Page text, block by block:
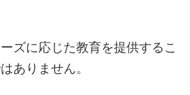
ズに応じた教育を提供するこ
ありません。